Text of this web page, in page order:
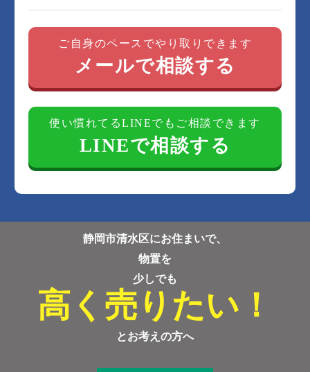
ご自身のペースでやり取りできます
メールで相談する
使い慣れてるLINEでもご相談できます
LINEで相談する
静岡市清水区にお住まいで、
物置を
少しでも
高く売りたい！
とお考えの方へ